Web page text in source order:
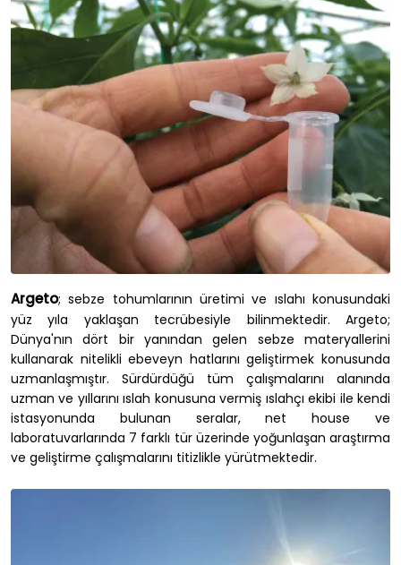
Argeto; sebze tohumlarının üretimi ve ıslahı konusundaki
yüz yıla yaklaşan tecrübesiyle bilinmektedir. Argeto;
Dünya'nın dört bir yanından gelen sebze materyallerini
kullanarak nitelikli ebeveyn hatlarını geliştirmek konusunda
uzmanlaşmıştır. Sürdürdüğü tüm çalışmalarını alanında
uzman ve yıllarını ıslah konusuna vermiş ıslahçı ekibi ile kendi
istasyonunda bulunan seralar, net house ve
laboratuvarlarında 7 farklı tür üzerinde yoğunlaşan araştırma
ve geliştirme çalışmalarını titizlikle yürütmektedir.